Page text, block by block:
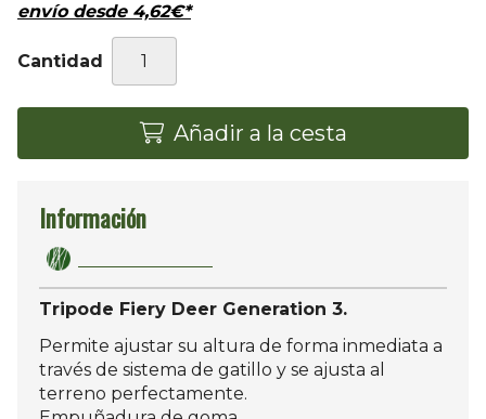
envío desde 4,62€*
Cantidad
Añadir a la cesta
Información
Tripode Fiery Deer Generation 3.
Permite ajustar su altura de forma inmediata a
través de sistema de gatillo y se ajusta al
terreno perfectamente.